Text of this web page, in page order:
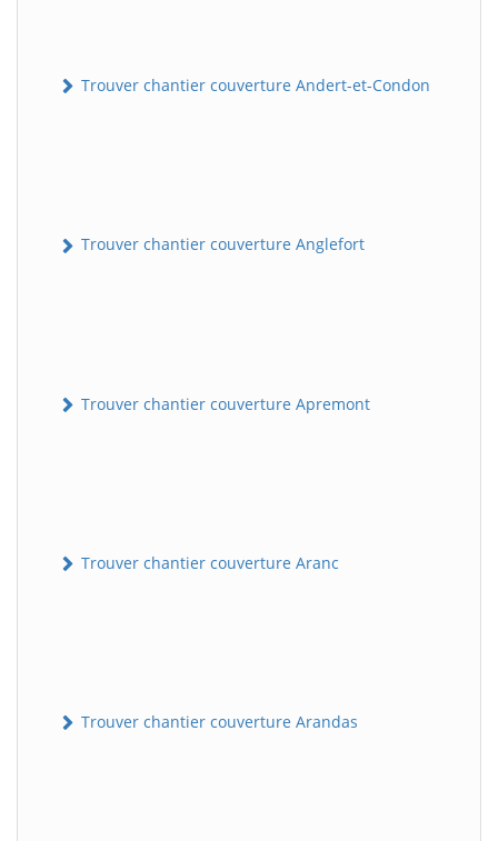
Trouver chantier couverture Andert-et-Condon
Trouver chantier couverture Anglefort
Trouver chantier couverture Apremont
Trouver chantier couverture Aranc
Trouver chantier couverture Arandas